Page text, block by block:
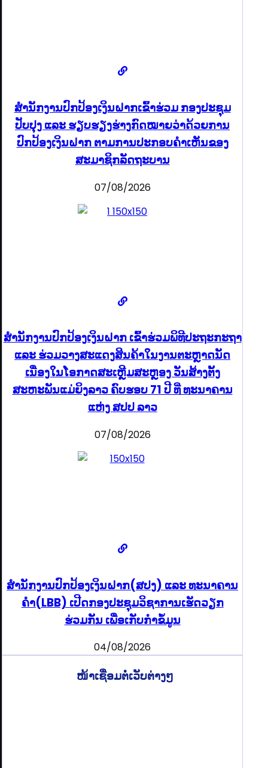
ສໍານັກງານປົກປ້ອງເງິນຝາກເຂົ້າຮ່ວມ ກອງປະຊຸມ
ປັບປຸງ ແລະ ຮຽບຮຽງຮ່າງກົດໝາຍວ່າດ້ວຍການ
ປົກປ້ອງເງິນຝາກ ຕາມການປະກອບຄຳເຫັນຂອງ
ສະມາຊິກລັດຖະບານ
07/08/2026
ສຳນັກງານປົກປ້ອງເງິນຝາກ ເຂົ້າຮ່ວມພິທີປະຖະກະຖາ
ແລະ ຮ່ວມວາງສະແດງສິນຄ້າໃນງານຕະຫຼາດນັດ
ເນື່ອງໃນໂອກາດສະເຫຼີມສະຫຼອງ ວັນສ້າງຕັ້ງ
ສະຫະພັນແມ່ຍິງລາວ ຄົບຮອບ 71 ປີ ທີ່ ທະນາຄານ
ແຫ່ງ ສປປ ລາວ
07/08/2026
ສຳນັກງານປົກປ້ອງເງິນຝາກ(ສປງ) ແລະ ທະນາຄານ
ຄຳ(LBB) ເປີດກອງປະຊຸມວິຊາການເຮັດວຽກ
ຮ່ວມກັນ ເພື່ອເກັບກຳຂໍ້ມູນ
04/08/2026
ໜ້າເຊື່ອມຕໍ່ເວັບຕ່າງໆ